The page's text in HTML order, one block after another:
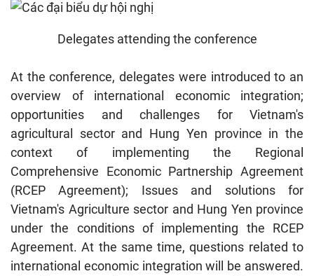
Delegates attending the conference
At the conference, delegates were introduced to an
overview of international economic integration;
opportunities and challenges for Vietnam's
agricultural sector and Hung Yen province in the
context of implementing the Regional
Comprehensive Economic Partnership Agreement
(RCEP Agreement); Issues and solutions for
Vietnam's Agriculture sector and Hung Yen province
under the conditions of implementing the RCEP
Agreement. At the same time, questions related to
international economic integration will be answered.